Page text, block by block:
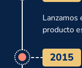
Lanzamos
producto
2015